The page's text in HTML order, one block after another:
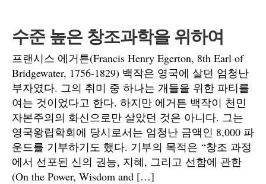
수준 높은 창조과학을 위하여
프랜시스 에거튼(Francis Henry Egerton, 8th Earl of
Bridgewater, 1756-1829) 백작은 영국에 살던 엄청난
부자였다. 그의 취미 중 하나는 개들을 위한 파티를
여는 것이었다고 한다. 하지만 에거튼 백작이 천민
자본주의의 화신으로만 살았던 것은 아니다. 그는
영국왕립학회에 당시로서는 엄청난 금액인 8,000 파
운드를 기부하기도 했다. 기부의 목적은 “창조 과정
에서 선포된 신의 권능, 지혜, 그리고 선함에 관한
(On the Power, Wisdom and […]